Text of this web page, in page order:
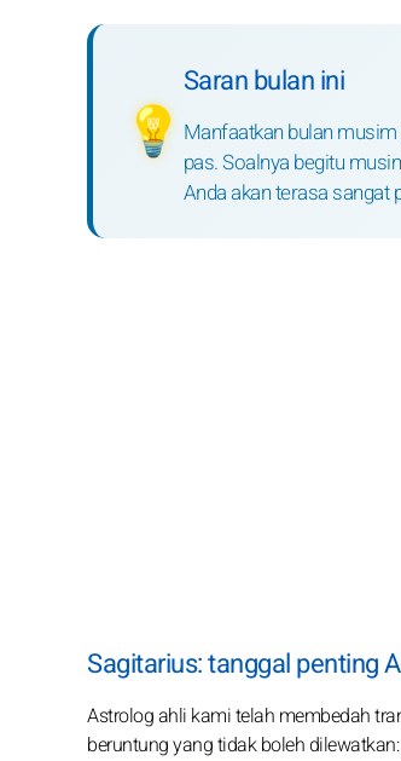
💡
Saran bulan ini
Manfaatkan bulan
pas. Soalnya begitu
Anda akan terasa sangat
Sagitarius: tanggal penting
Astrolog ahli kami telah membedah
beruntung yang tidak boleh dilewatkan: